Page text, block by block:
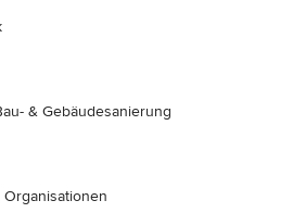
& Gebäudesanierung